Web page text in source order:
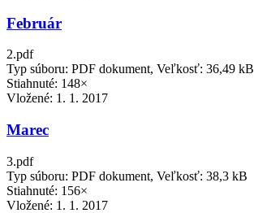
Február
2.pdf
Typ súboru: PDF dokument, Veľkosť: 36,49 kB
Stiahnuté: 148×
Vložené: 1. 1. 2017
Marec
3.pdf
Typ súboru: PDF dokument, Veľkosť: 38,3 kB
Stiahnuté: 156×
Vložené: 1. 1. 2017